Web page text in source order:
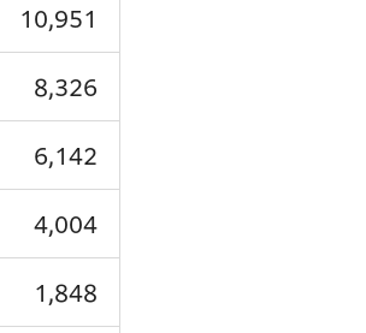
10,951
8,326
6,142
4,004
1,848